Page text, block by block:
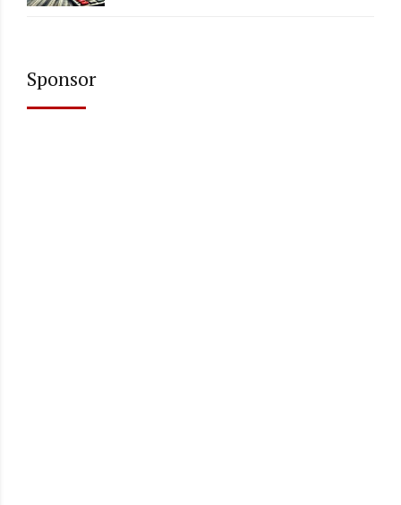
Sponsor